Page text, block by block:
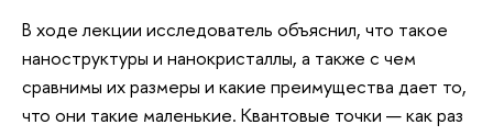
В ходе лекции исследователь объяснил, что такое
наноструктуры и нанокристаллы, а также с чем
сравнимы их размеры и какие преимущества дает то,
что они такие маленькие. Квантовые точки — как раз